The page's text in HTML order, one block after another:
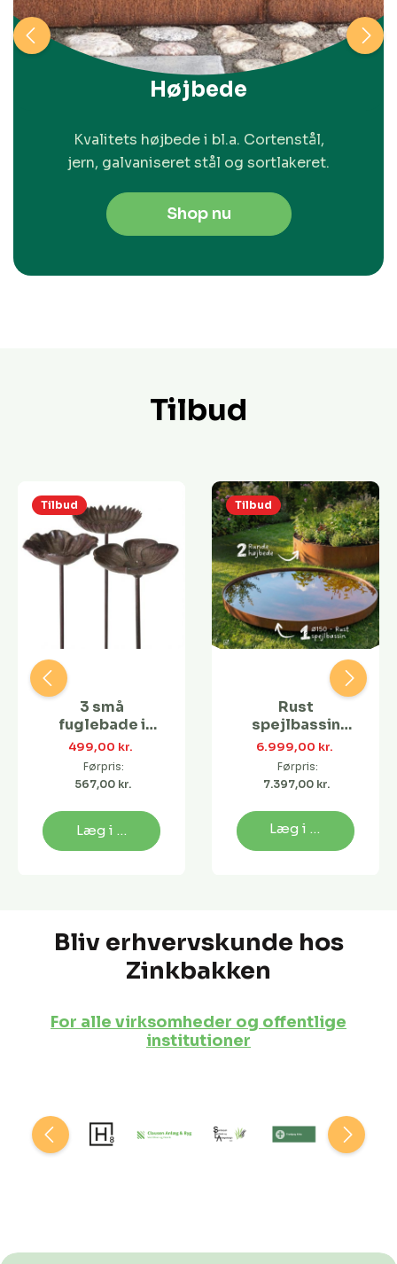
Højbede
Kvalitets højbede i bl.a. Cortenstål,
jern, galvaniseret stål og sortlakeret.
Shop nu
Tilbud
Tilbud
3 små
fuglebade i
støbejern
499,00 kr.
Førpris:
567,00 kr.
Læg i kurv
Tilbud
Rust
spejlbassin
Ø150 med
runde højbede
| Flere
størrelser
6.999,00 kr.
Førpris:
7.397,00 kr.
Læg i kurv
Bliv erhvervskunde hos
Zinkbakken
For alle virksomheder og offentlige
institutioner